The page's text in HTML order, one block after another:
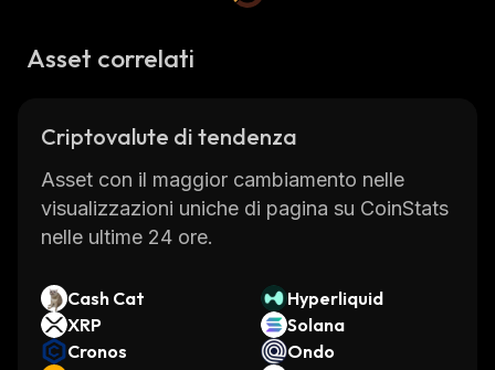
Asset correlati
Criptovalute di tendenza
Asset con il maggior cambiamento nelle
visualizzazioni uniche di pagina su CoinStats
nelle ultime 24 ore.
Cash Cat
Hyperliquid
XRP
Solana
Cronos
Ondo